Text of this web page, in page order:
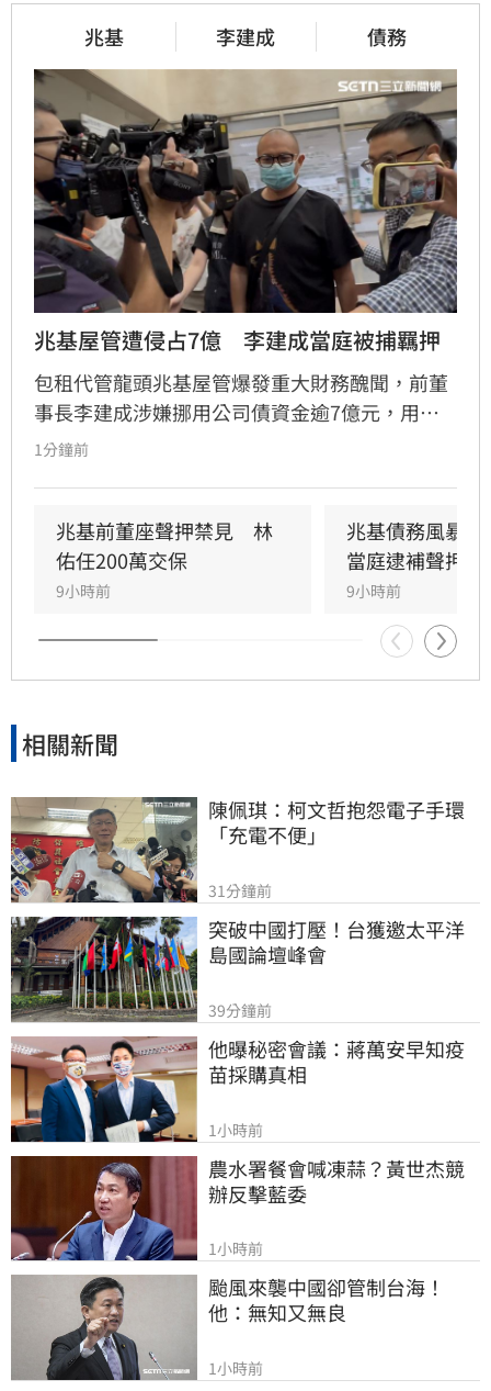
兆基 李建成 債務
兆基屋管遭侵占7億　李建成當庭被捕羈押
包租代管龍頭兆基屋管爆發重大財務醜聞，前董
事長李建成涉嫌挪用公司債資金逾7億元，用於
個人私用及支付前妻生活費，遭檢方依背信、侵
1分鐘前
兆基前董座聲押禁見　林
佑任200萬交保
9小時前
兆基債務風暴
當庭逮補聲押禁
9小時前
相關新聞
陳佩琪：柯文哲抱怨電子手環
「充電不便」
31分鐘前
突破中國打壓！台獲邀太平洋
島國論壇峰會
39分鐘前
他曝秘密會議：蔣萬安早知疫
苗採購真相
1小時前
農水署餐會喊凍蒜？黃世杰競
辦反擊藍委
1小時前
颱風來襲中國卻管制台海！
他：無知又無良
1小時前